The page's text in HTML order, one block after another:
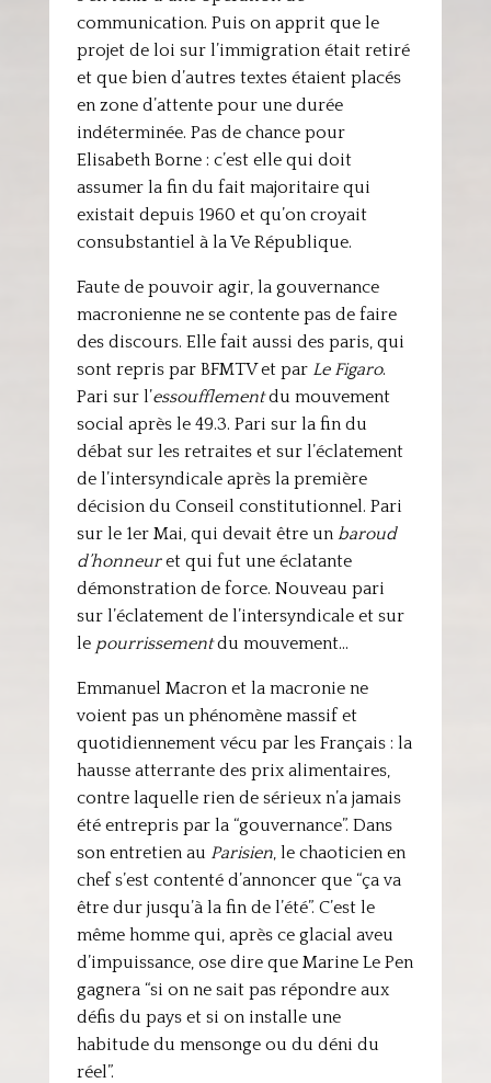
communication. Puis on apprit que le
projet de loi sur l’immigration était retiré
et que bien d’autres textes étaient placés
en zone d’attente pour une durée
indéterminée. Pas de chance pour
Elisabeth Borne : c’est elle qui doit
assumer la fin du fait majoritaire qui
existait depuis 1960 et qu’on croyait
consubstantiel à la Ve République.
Faute de pouvoir agir, la gouvernance
macronienne ne se contente pas de faire
des discours. Elle fait aussi des paris, qui
sont repris par BFMTV et par Le Figaro.
Pari sur l’essoufflementdu mouvement
social après le 49.3. Pari sur la fin du
débat sur les retraites et sur l’éclatement
de l’intersyndicale après la première
décision du Conseil constitutionnel. Pari
sur le 1er Mai, qui devait être un baroud
d’honneuret qui fut une éclatante
démonstration de force. Nouveau pari
sur l’éclatement de l’intersyndicale et sur
le pourrissementdu mouvement…
Emmanuel Macron et la macronie ne
voient pas un phénomène massif et
quotidiennement vécu par les Français : la
hausse atterrante des prix alimentaires,
contre laquelle rien de sérieux n’a jamais
été entrepris par la “gouvernance”. Dans
son entretien au Parisien, le chaoticien en
chef s’est contenté d’annoncer que “ça va
être dur jusqu’à la fin de l’été”. C’est le
même homme qui, après ce glacial aveu
d’impuissance, ose dire que Marine Le Pen
gagnera “si on ne sait pas répondre aux
défis du pays et si on installe une
habitude du mensonge ou du déni du
réel”.